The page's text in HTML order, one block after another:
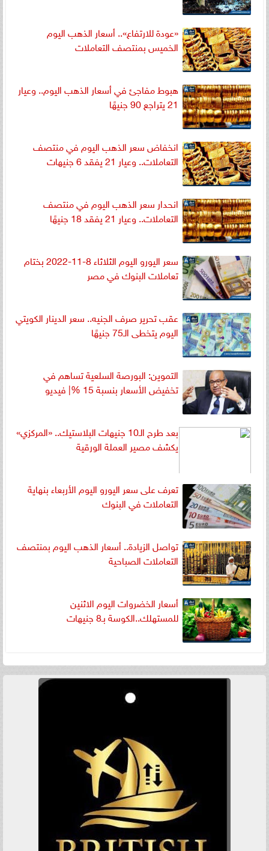
«عودة للارتفاع».. أسعار الذهب اليوم
الخميس بمنتصف التعاملات
هبوط مفاجئ في أسعار الذهب اليوم.. وعيار
21 يتراجع 90 جنيهًا
انخفاض سعر الذهب اليوم في منتصف
التعاملات.. وعيار 21 يفقد 6 جنيهات
انحدار سعر الذهب اليوم في منتصف
التعاملات.. وعيار 21 يفقد 18 جنيهًا
سعر اليورو اليوم الثلاثاء 8-11-2022 بختام
تعاملات البنوك في مصر
عقب تحرير صرف الجنيه.. سعر الدينار الكويتي
اليوم يتخطى الـ75 جنيهًا
التموين: البورصة السلعية تساهم في
تخفيض الأسعار بنسبة 15 %| فيديو
بعد طرح الـ10 جنيهات البلاستيك.. «المركزي»
يكشف مصير العملة الورقية
تعرف على سعر اليورو اليوم الأربعاء بنهاية
التعاملات في البنوك
تواصل الزيادة.. أسعار الذهب اليوم بمنتصف
التعاملات الصباحية
أسعار الخضروات اليوم الاثنين
للمستهلك..الكوسة بـ8 جنيهات